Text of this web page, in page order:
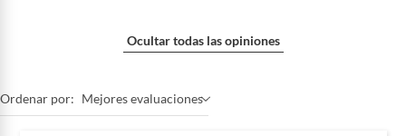
Ocultar todas las opiniones
Ordenar por: Mejores evaluaciones